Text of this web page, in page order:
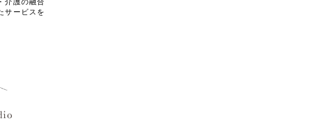
サービスを